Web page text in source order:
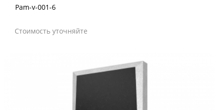
Pam-v-001-6
Стоимость уточняйте